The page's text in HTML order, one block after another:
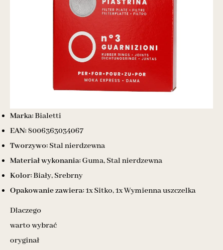
Marka:Bialetti
EAN: 8006363034067
Tworzywo: Stal nierdzewna
Materiał wykonania:Guma, Stal nierdzewna
Kolor:Biały, Srebrny
Opakowanie zawiera:1x Sitko, 1x Wymienna uszczelka
Dlaczego
warto wybrać
oryginał